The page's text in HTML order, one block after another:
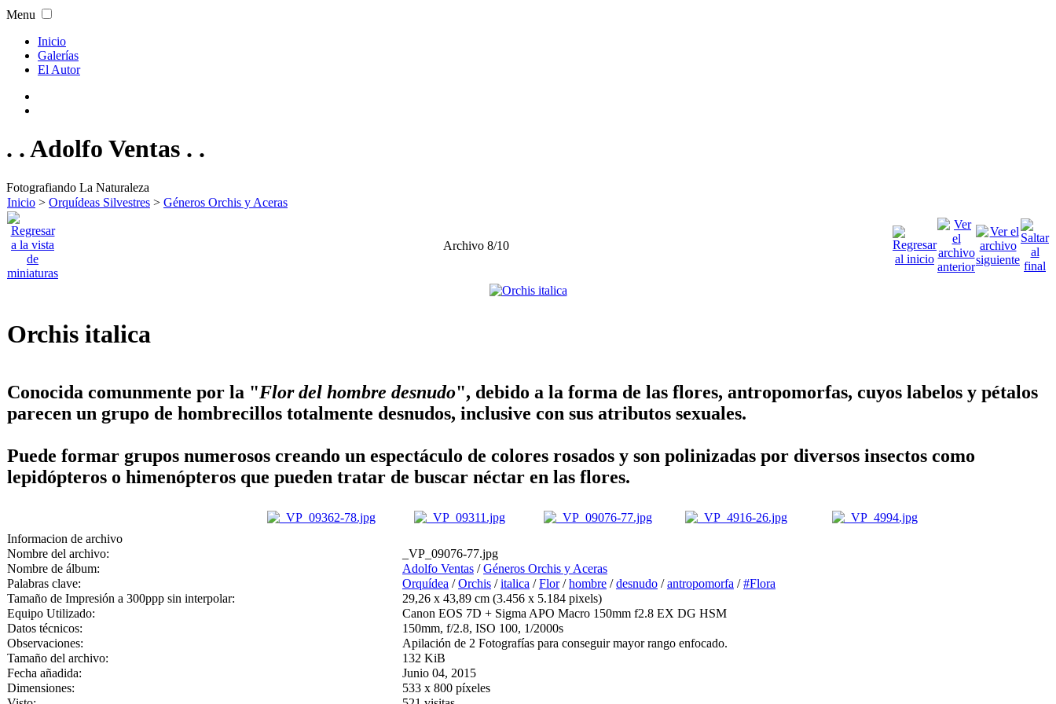
Menu
Inicio
Galerías
El Autor
. . Adolfo Ventas . .
Fotografiando La Naturaleza
Inicio > Orquídeas Silvestres > Géneros Orchis y Aceras
Archivo 8/10
Orchis italica
Conocida comunmente por la "Flor del hombre desnudo", debido a la forma de las flores, antropomorfas, cuyos labelos y pétalos
parecen un grupo de hombrecillos totalmente desnudos, inclusive con sus atributos sexuales.
Puede formar grupos numerosos creando un espectáculo de colores rosados y son polinizadas por diversos insectos como
lepidópteros o himenópteros que pueden tratar de buscar néctar en las flores.
Informacion de archivo
Nombre del archivo:
_VP_09076-77.jpg
Nombre de álbum:
Adolfo Ventas /Géneros Orchis y Aceras
Palabras clave:
Orquídea /Orchis /italica /Flor/hombre /desnudo /antropomorfa /#Flora
Tamaño de Impresión a 300ppp sin interpolar:
29,26 x 43,89 cm (3.456 x 5.184 pixels)
Equipo Utilizado:
Canon EOS 7D + Sigma APO Macro 150mm f2.8 EX DG HSM
Datos técnicos:
150mm, f/2.8, ISO 100, 1/2000s
Observaciones:
Apilación de 2 Fotografías para conseguir mayor rango enfocado.
Tamaño del archivo:
132 KiB
Fecha añadida:
Junio 04, 2015
Dimensiones:
533 x 800 píxeles